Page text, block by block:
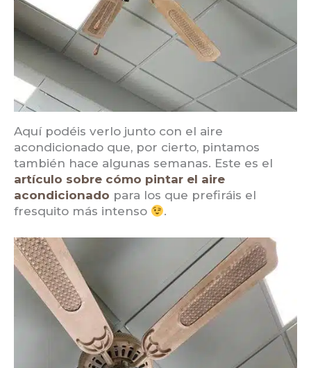
Aquí podéis verlo junto con el aire
acondicionado que, por cierto, pintamos
también hace algunas semanas. Este es el
artículo sobre cómo pintar el aire
acondicionado para los que prefiráis el
fresquito más intenso
.